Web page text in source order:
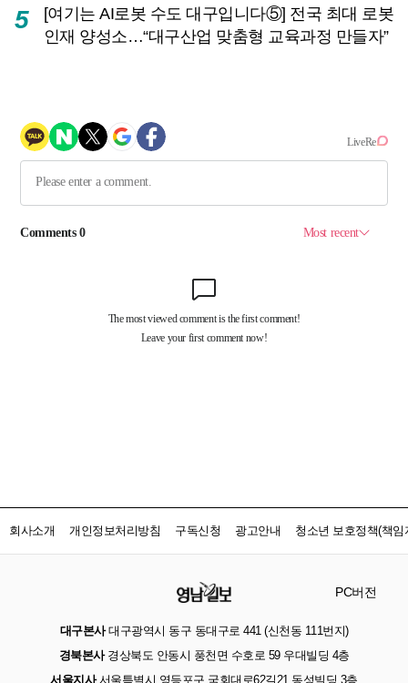
5
[여기는 AI로봇 수도 대구입니다⑤] 전국 최대 로봇
인재 양성소…“대구산업 맞춤형 교육과정 만들자”
회사소개 개인정보처리방침 구독신청 광고안내 청소년 보호정책(책임
PC버전
대구본사대구광역시 동구 동대구로 441 (신천동 111번지)
경북본사경상북도 안동시 풍천면 수호로 59 우대빌딩 4층
서울지사서울특별시 영등포구 국회대로62길21 동성빌딩 3층